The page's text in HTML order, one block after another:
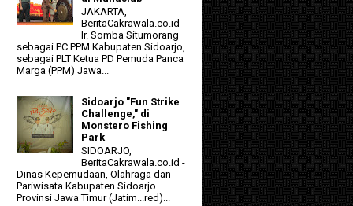
JAKARTA,
BeritaCakrawala.co.id -
Ir. Somba Situmorang
sebagai PC PPM Kabupaten Sidoarjo,
sebagai PLT Ketua PD Pemuda Panca
Marga (PPM) Jawa...
Sidoarjo "Fun Strike
Challenge," di
Monstero Fishing
Park
SIDOARJO,
BeritaCakrawala.co.id -
Dinas Kepemudaan, Olahraga dan
Pariwisata Kabupaten Sidoarjo
Provinsi Jawa Timur (Jatim...red)...